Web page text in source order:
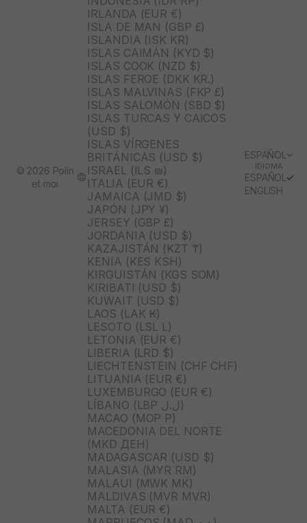
IRLANDA (EUR €)
ISLA DE MAN (GBP £)
ISLANDIA (ISK KR)
ISLAS CAIMÁN (KYD $)
ISLAS COOK (NZD $)
ISLAS FEROE (DKK KR.)
ISLAS MALVINAS (FKP £)
ISLAS SALOMÓN (SBD $)
ISLAS TURCAS Y CAICOS
(USD $)
ISLAS VÍRGENES
BRITÁNICAS (USD $)
ISRAEL (ILS ₪)
ITALIA (EUR €)
JAMAICA (JMD $)
JAPÓN (JPY ¥)
JERSEY (GBP £)
JORDANIA (USD $)
KAZAJISTÁN (KZT ₸)
KENIA (KES KSH)
KIRGUISTÁN (KGS SOM)
KIRIBATI (USD $)
KUWAIT (USD $)
LAOS (LAK ₭)
LESOTO (LSL L)
LETONIA (EUR €)
LIBERIA (LRD $)
LIECHTENSTEIN (CHF CHF)
LITUANIA (EUR €)
LUXEMBURGO (EUR €)
LÍBANO (LBP ل.ل)
MACAO (MOP P)
MACEDONIA DEL NORTE
(MKD ДЕН)
MADAGASCAR (USD $)
MALASIA (MYR RM)
MALAUI (MWK MK)
MALDIVAS (MVR MVR)
MALTA (EUR €)
ESPAÑOL
IDIOMA
ESPAÑOL
ENGLISH
© 2026 Polín
et moi